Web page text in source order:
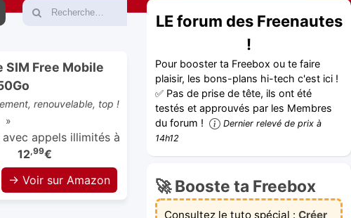
SIM Free Mobile
renouvelable, top !
»
avec appels illimités à
12,99€
→ Voir sur Amazon
LE forum des Freenautes
!
Pour booster ta Freebox ou te faire
plaisir, les bons-plans hi-tech c'est ici !
✅ Pas de prise de tête, ils ont été
testés et approuvés par les Membres
du forum !
Dernier relevé de prix à
14h12
🚀 Booste ta Freebox
Consultez le tuto spécial : Créer